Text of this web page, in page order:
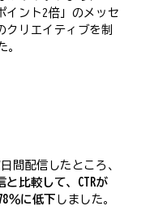
イント2倍」のメッセ
クリエイティブを制
。
間配信したところ、
比較して、CTRが
％に低下 しました。